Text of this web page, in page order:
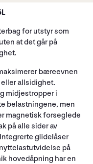
for utstyr som
at det går på
bæreevnen
allsidighet.
midjestropper i
belastningene, men
magnetisk forseglede
på alle sider av
glidelåser
på
hovedåpning har en